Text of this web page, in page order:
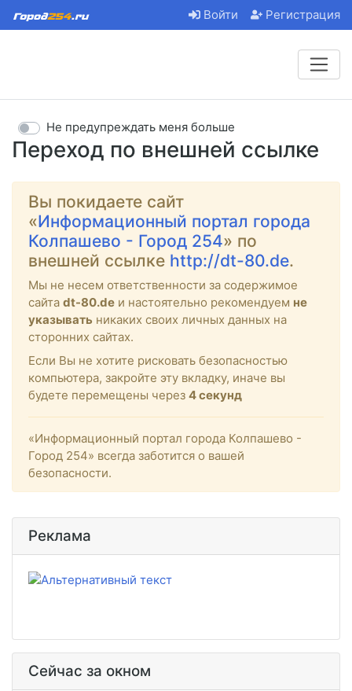
Войти Регистрация
Переход по внешней ссылке
Не предупреждать меня больше
Вы покидаете сайт
«Информационный портал города
Колпашево - Город 254» по
внешней ссылке http://dt-80.de.
Мы не несем ответственности за содержимое
сайта dt-80.de и настоятельно рекомендуем не
указывать никаких своих личных данных на
сторонних сайтах.
Если Вы не хотите рисковать безопасностью
компьютера, закройте эту вкладку, иначе вы
будете перемещены через 4секунд
«Информационный портал города Колпашево -
Город 254» всегда заботится о вашей
безопасности.
Реклама
Сейчас за окном